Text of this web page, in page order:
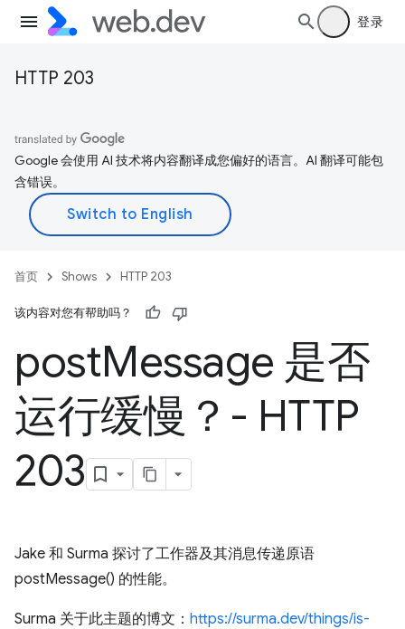
登录
HTTP 203
Google 会使用 AI 技术将内容翻译成您偏好的语言。AI 翻译可能包
含错误。
首页 Shows HTTP 203
该内容对您有帮助吗？
postMessage 是否
运行缓慢？- HTTP
203
Jake 和 Surma 探讨了工作器及其消息传递原语
postMessage() 的性能。
Surma 关于此主题的博文： https://surma.dev/things/is-